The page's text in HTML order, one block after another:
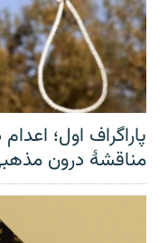
پاراگراف اول؛
مناقشهٔ درون